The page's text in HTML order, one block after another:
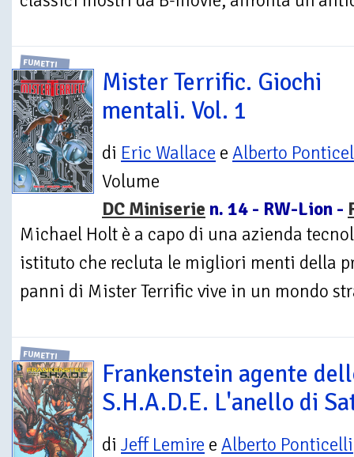
FUMETTI
Mister Terrific. Giochi
mentali. Vol. 1
di Eric Wallace e Alberto
Volume
DC Miniserie n. 14 - RW-Lion -
Michael Holt è a capo di una azienda
istituto che recluta le migliori menti della
panni di Mister Terrific vive in un mondo
FUMETTI
Frankenstein agente
S.H.A.D.E. L'anello di
di Jeff Lemire e Alberto Ponticelli